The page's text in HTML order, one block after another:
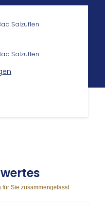
Salzuflen
Salzuflen
für Sie zusammengefasst